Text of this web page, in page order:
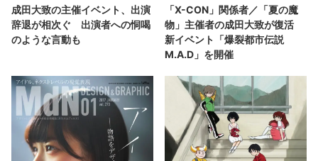
成田大致の主催イベント、出演
辞退が相次ぐ 出演者への恫喝
のような言動も
「X-CON」関係者／「夏の魔
物」主催者の成田大致が復活
新イベント「爆裂都市伝説
M.A.D」を開催